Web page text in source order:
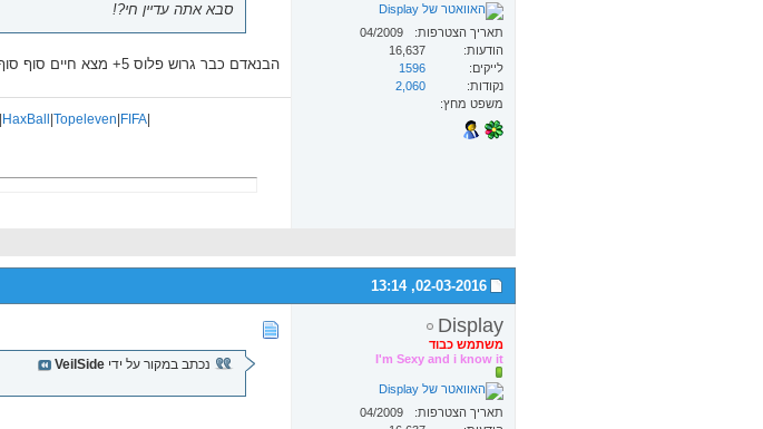
תאריך הצטרפות
04/2009
הודעות
16,637
לייקים
1596
נקודות
2,060
משפט מחץ
סבא אתה עדיין חי?!
הבנאדם כבר גרוש פלוס 5+ מצא חיים סוף סוף
|
HaxBall Topeleven FIFA
02-03-2016,
13:14
Display
משתמש כבוד
I'm Sexy and i know it
תאריך הצטרפות
04/2009
נכתב במקור על ידי VeilSide